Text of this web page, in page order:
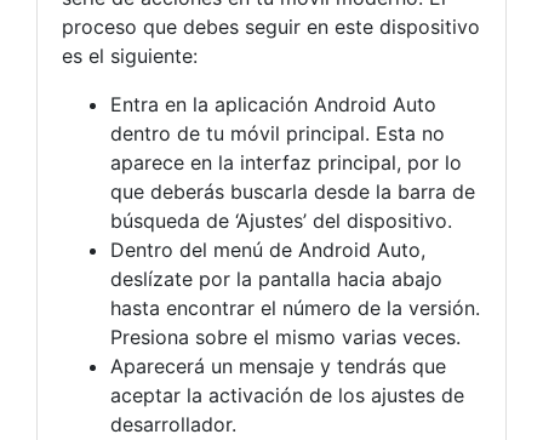
proceso que debes seguir en este dispositivo
es el siguiente:
Entra en la aplicación Android Auto
dentro de tu móvil principal. Esta no
aparece en la interfaz principal, por lo
que deberás buscarla desde la barra de
búsqueda de ‘Ajustes’ del dispositivo.
Dentro del menú de Android Auto,
deslízate por la pantalla hacia abajo
hasta encontrar el número de la versión.
Presiona sobre el mismo varias veces.
Aparecerá un mensaje y tendrás que
aceptar la activación de los ajustes de
desarrollador.